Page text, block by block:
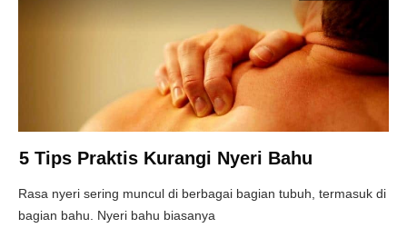
5 Tips Praktis Kurangi Nyeri Bahu
Rasa nyeri sering muncul di berbagai bagian tubuh, termasuk di
bagian bahu. Nyeri bahu biasanya